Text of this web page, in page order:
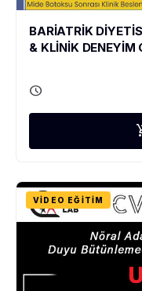
BARİATRİK
& KLİNİK DENEYİM
schedule
VIDEO EĞITIM